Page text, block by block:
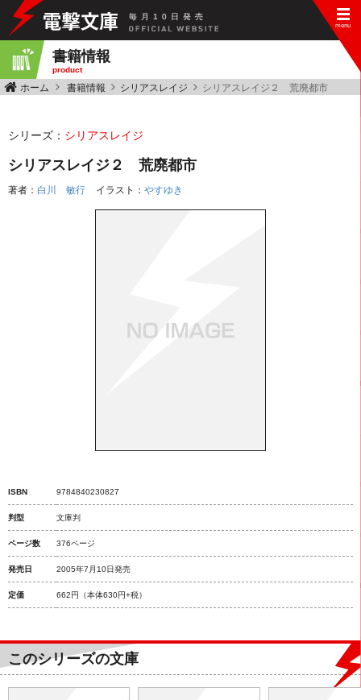
毎 月 10 日 発 売
書籍情報
product
ホーム 書籍情報 シリアスレイジ シリアスレイジ２ 荒廃都市
シリーズ： シリアスレイジ
シリアスレイジ２ 荒廃都市
著者： 白川 敏行 イラスト： やすゆき
ISBN 9784840230827
判型 文庫判
ページ数 376ページ
発売日 2005年7月10日発売
定価 662円 （本体630円+税）
このシリーズの文庫